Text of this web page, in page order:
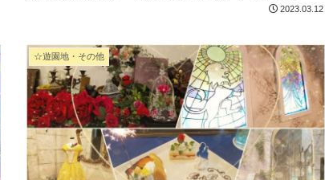
2023.03.12
☆遊園地・その他